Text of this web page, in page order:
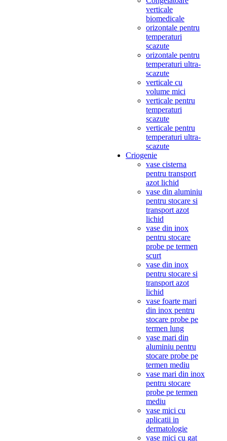
verticale
biomedicale
orizontale pentru
temperaturi
scazute
orizontale pentru
temperaturi ultra-
scazute
verticale cu
volume mici
verticale pentru
temperaturi
scazute
verticale pentru
temperaturi ultra-
scazute
Criogenie
vase cisterna
pentru transport
azot lichid
vase din aluminiu
pentru stocare si
transport azot
lichid
vase din inox
pentru stocare
probe pe termen
scurt
vase din inox
pentru stocare si
transport azot
lichid
vase foarte mari
din inox pentru
stocare probe pe
termen lung
vase mari din
aluminiu pentru
stocare probe pe
termen mediu
vase mari din inox
pentru stocare
probe pe termen
mediu
vase mici cu
aplicatii in
dermatologie
vase mici cu gat